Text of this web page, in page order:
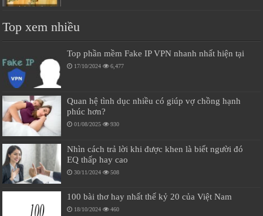
Top xem nhiều
Top phần mềm Fake IP VPN nhanh nhất hiện tại
17/10/2024 6,477
Quan hệ tình dục nhiều có giúp vợ chồng hạnh
phúc hơn?
01/08/2025 930
Nhìn cách trả lời khi được khen là biết người đó
EQ thấp hay cao
30/11/2024 508
100 bài thơ hay nhất thế kỷ 20 của Việt Nam
18/10/2024 460